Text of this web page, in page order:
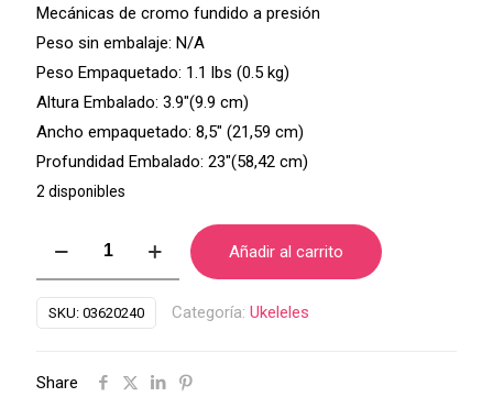
Mecánicas de cromo fundido a presión
Peso sin embalaje: N/A
Peso Empaquetado: 1.1 lbs (0.5 kg)
Altura Embalado: 3.9″(9.9 cm)
Ancho empaquetado: 8,5″ (21,59 cm)
Profundidad Embalado: 23″(58,42 cm)
2 disponibles
SOPRANO
REF
cantidad
Añadir al carrito
SKU: 03620240 Categoría: Ukeleles
Share